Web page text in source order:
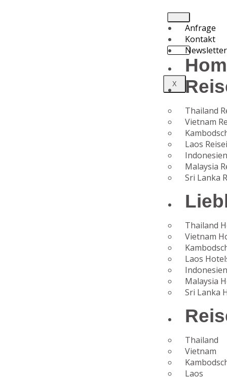
Anfrage
Kontakt
Newsletter
X
Thailand
Vietnam
Laos
Malaysia
Sri Lanka
Thailand
Vietnam
Laos
Malaysia
Sri Lanka
Thailand
Vietnam
Laos